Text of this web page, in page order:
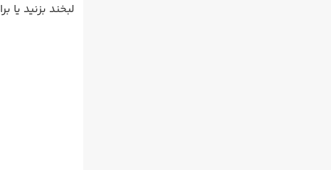
لبخند بزنید یا